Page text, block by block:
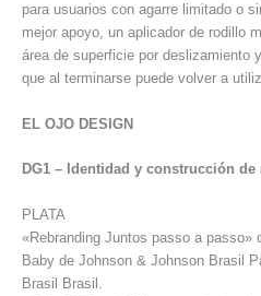
para usuarios con agarre limitado o
mejor apoyo, un aplicador de rodillo
área de superficie por deslizamiento
que al terminarse puede volver a
EL OJO DESIGN
DG1 – Identidad y construcción de
PLATA
«Rebranding Juntos passo a passo»
Baby de Johnson & Johnson Brasil
Brasil Brasil.